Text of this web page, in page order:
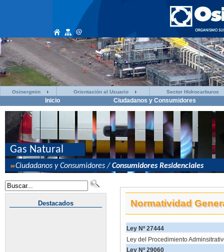
Osinergmin Orientación al Usuario Sector Hidrocarburos
Inicio Ciudadanos y Consumidores